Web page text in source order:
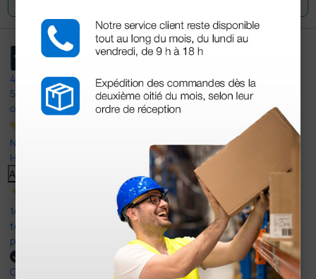
4,4
597
opiniones
Nuestras reseñas de 4 y 5 estrellas.
Haga clic aquí para leerlos todos >
Anterior
14 Jul 2026
todo correcto. podria señalar que un poco caro los portes y el
plazo de entrega se alarga.
Comprador verificado